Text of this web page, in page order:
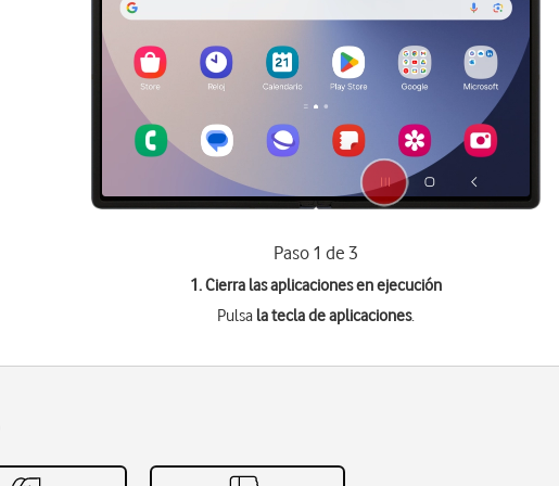
Paso 1 de 3
1. Cierra las aplicaciones en ejecución
Pulsa la tecla de aplicaciones.